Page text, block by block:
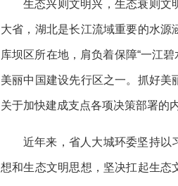
生态兴则文明兴，生态衰则文
大省，湖北是长江流域重要的水
库坝区所在地，肩负着保障“一江
美丽中国建设先行区之一。抓好
关于加快建成支点各项决策部署的
近年来，省人大城环委坚持以
想和生态文明思想，坚决扛起生态